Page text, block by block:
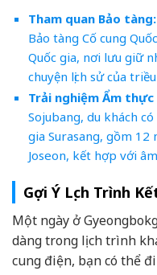
Tham quan Bảo tàng:
Bảo tàng Cố cung
Quốc gia, nơi lưu giữ
chuyện lịch sử của
Trải nghiệm Ẩm thực
Sojubang, du khách
gia Surasang, gồm 12
Joseon, kết hợp với
Gợi Ý Lịch Trình
Một ngày ở
dàng trong lịch trình
cung điện, bạn có thể